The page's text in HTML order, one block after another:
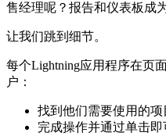
售经理呢？报告和仪表板成
让我们跳到细节。
每个Lightning应用程序在页
户：
找到他们需要使用的项
完成操作并通过单击